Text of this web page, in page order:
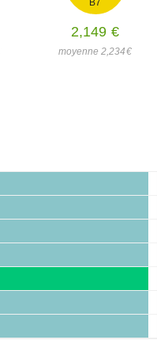
2,149 €
moyenne 2,234€